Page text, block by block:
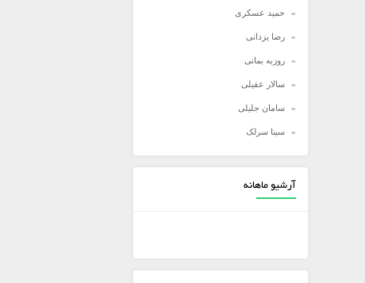
حمید عسکری
رضا یزدانی
روزبه بمانی
سالار عقیلی
سامان جلیلی
سینا سرلک
شادمهر عقیلی
آرشیو ماهانه